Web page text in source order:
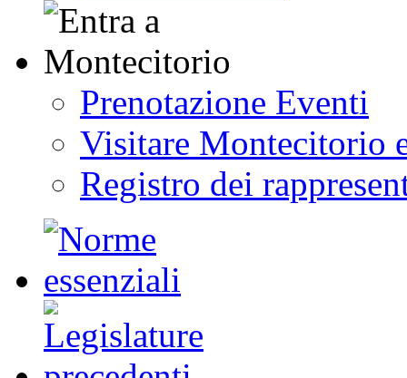
Prenotazione Eventi
Visitare Montecitorio
Registro dei